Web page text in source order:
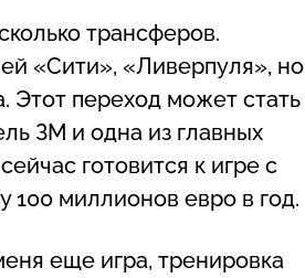
трансферов.
«Сити», «Ливерпуля», но
Этот переход может стать
ЗМ и одна из главных
готовится к игре с
100 миллионов евро в год.
еще игра, тренировка